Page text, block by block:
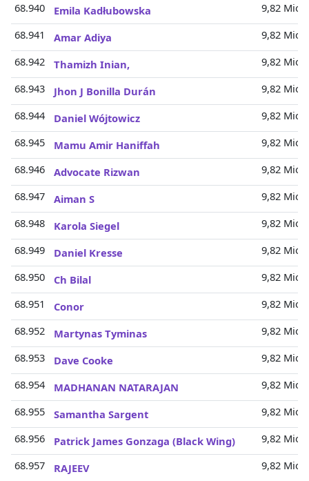
68.940
Emila Kadłubowska
9,82 Mio.
68.941
Amar Adiya
9,82 Mio.
68.942
Thamizh Inian,
9,82 Mio.
68.943
Jhon J Bonilla Durán
9,82 Mio.
68.944
Daniel Wójtowicz
9,82 Mio.
68.945
Mamu Amir Haniffah
9,82 Mio.
68.946
Advocate Rizwan
9,82 Mio.
68.947
Aiman S
9,82 Mio.
68.948
Karola Siegel
9,82 Mio.
68.949
Daniel Kresse
9,82 Mio.
68.950
Ch Bilal
9,82 Mio.
68.951
Conor
9,82 Mio.
68.952
Martynas Tyminas
9,82 Mio.
68.953
Dave Cooke
9,82 Mio.
68.954
MADHANAN NATARAJAN
9,82 Mio.
68.955
Samantha Sargent
9,82 Mio.
68.956
Patrick James Gonzaga (Black Wing)
9,82 Mio.
68.957
RAJEEV 9,82 Mio.